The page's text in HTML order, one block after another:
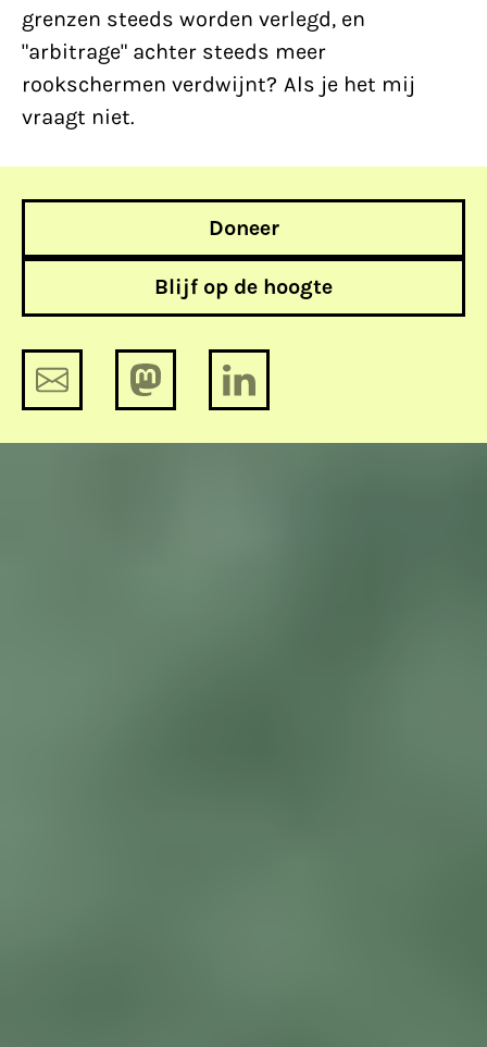
grenzen steeds worden verlegd, en
"arbitrage" achter steeds meer
rookschermen verdwijnt? Als je het mij
vraagt niet.
Doneer
Blijf op de hoogte